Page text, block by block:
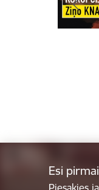
Esi
Piesakies